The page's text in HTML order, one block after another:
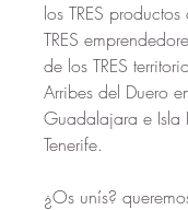
los TRES
TRES
de los TRES
Arribes del Duero
Guadalajara e Isla
Tenerife.
¿Os unís?